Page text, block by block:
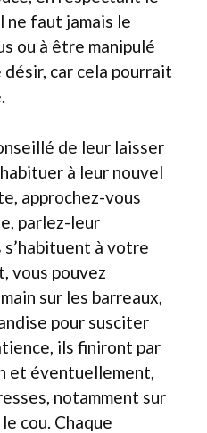
ne faut jamais le
ou à être manipulé
désir, car cela pourrait
de leur laisser
à leur nouvel
approchez-vous
parlez-leur
s’habituent à votre
vous pouvez
sur les barreaux,
pour susciter
ils finiront par
et éventuellement,
notamment sur
cou. Chaque